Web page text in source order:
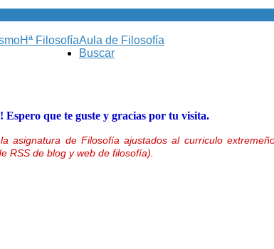
Aula de Filosofía
Hª Filosofía
Buscar
Espero que te guste y gracias por tu visita.
asignatura de Filosofía ajustados al curriculo
RSS de blog y web de filosofía).